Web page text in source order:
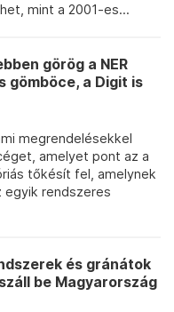
mint a 2001-es...
görög a NER
gömböce, a Digit is
megrendelésekkel
amelyet pont az a
tőkésít fel, amelynek
egyik rendszeres
és gránátok
be Magyarország